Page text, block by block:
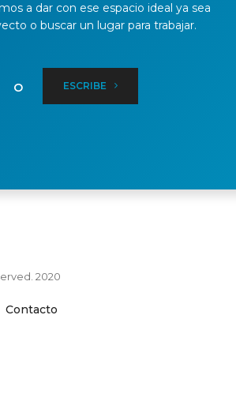
a dar con ese espacio ideal ya sea
o buscar un lugar para trabajar.
O ESCRIBE
2020
Contacto